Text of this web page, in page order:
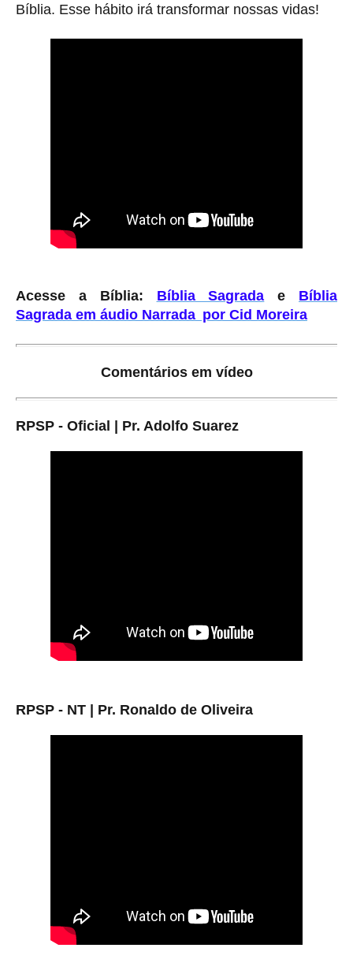
Bíblia. Esse hábito irá transformar nossas vidas!
Acesse a Bíblia: Bíblia Sagrada e Bíblia
Sagrada em áudio Narrada por Cid Moreira
Comentários em vídeo
RPSP - Oficial | Pr. Adolfo Suarez
RPSP - NT | Pr. Ronaldo de Oliveira